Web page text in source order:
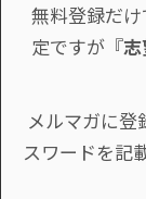
無料登録だ
定ですが『
メルマガに登
スワードを記